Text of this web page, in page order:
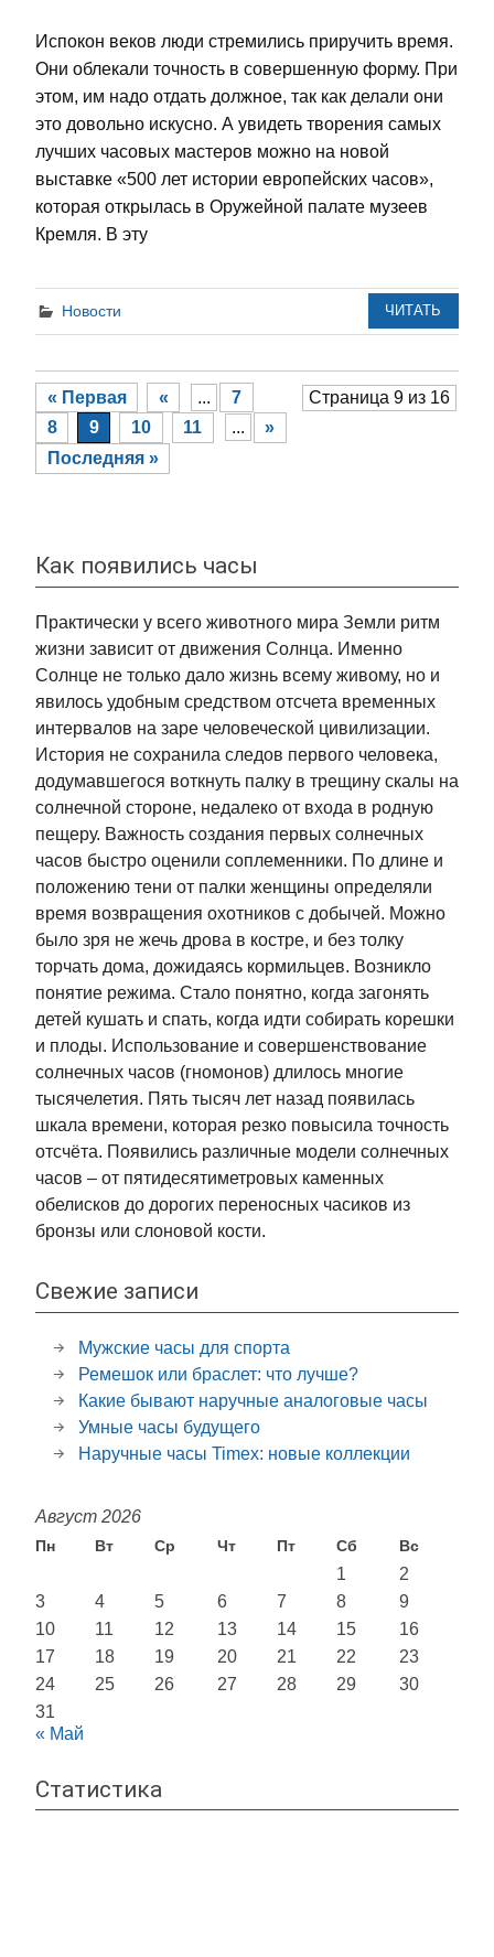
Испокон веков люди стремились приручить время.
Они облекали точность в совершенную форму. При
этом, им надо отдать должное, так как делали они
это довольно искусно. А увидеть творения самых
лучших часовых мастеров можно на новой
выставке «500 лет истории европейских часов»,
которая открылась в Оружейной палате музеев
Кремля. В эту
Новости ЧИТАТЬ
Страница 9 из 16
« Первая « ...
7
8
9 10 11 ...
»
Последняя »
Как появились часы
Практически у всего животного мира Земли ритм
жизни зависит от движения Солнца. Именно
Солнце не только дало жизнь всему живому, но и
явилось удобным средством отсчета временных
интервалов на заре человеческой цивилизации.
История не сохранила следов первого человека,
додумавшегося воткнуть палку в трещину скалы на
солнечной стороне, недалеко от входа в родную
пещеру. Важность создания первых солнечных
часов быстро оценили соплеменники. По длине и
положению тени от палки женщины определяли
время возвращения охотников с добычей. Можно
было зря не жечь дрова в костре, и без толку
торчать дома, дожидаясь кормильцев. Возникло
понятие режима. Стало понятно, когда загонять
детей кушать и спать, когда идти собирать корешки
и плоды. Использование и совершенствование
солнечных часов (гномонов) длилось многие
тысячелетия. Пять тысяч лет назад появилась
шкала времени, которая резко повысила точность
отсчёта. Появились различные модели солнечных
часов – от пятидесятиметровых каменных
обелисков до дорогих переносных часиков из
бронзы или слоновой кости.
Свежие записи
Мужские часы для спорта
Ремешок или браслет: что лучше?
Какие бывают наручные аналоговые часы
Умные часы будущего
Наручные часы Timex: новые коллекции
Август 2026
Пн Вт Ср Чт Пт Сб Вс
1
2
3
4 5 6 7 8
9
10
11 12 13 14 15
16
17
18 19 20 21 22
23
24
25 26 27 28 29
30
31
« Май
Статистика